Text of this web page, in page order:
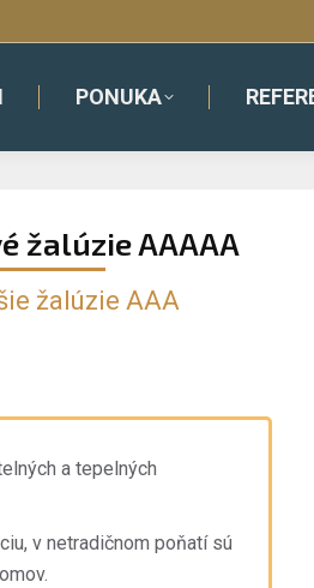
PONUKA
žalúzie AAAAA
žalúzie AAA
a tepelných
v netradičnom poňatí sú